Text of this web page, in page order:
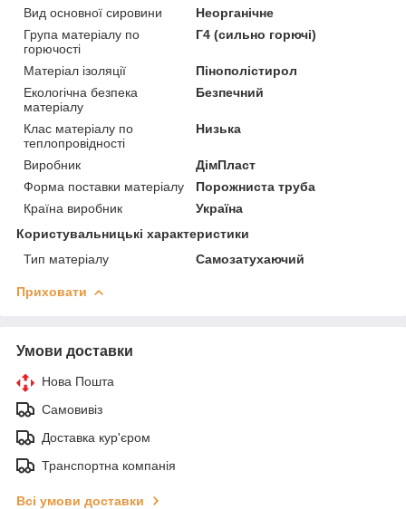
Вид основної сировини
Неорганічне
Група матеріалу по
горючості
Г4 (сильно горючі)
Матеріал ізоляції
Пінополістирол
Екологічна безпека
матеріалу
Безпечний
Клас матеріалу по
теплопровідності
Низька
Виробник
ДімПласт
Форма поставки матеріалу
Порожниста труба
Країна виробник
Україна
Користувальницькі характеристики
Тип матеріалу
Самозатухаючий
Приховати
Умови доставки
Нова Пошта
Самовивіз
Доставка кур'єром
Транспортна компанія
Всі умови доставки